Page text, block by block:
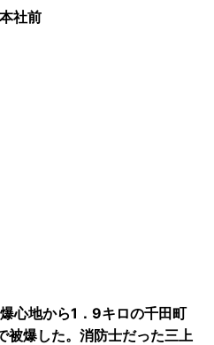
社前
心地から1．9キロの千田町
被爆した。消防士だった三上